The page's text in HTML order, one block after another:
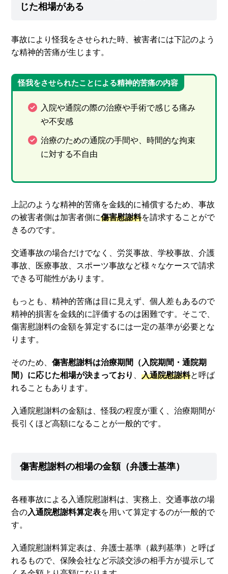
じた相場がある
事故により怪我をさせられた時、被害者には下記のよう
な精神的苦痛が生じます。
怪我をさせられたことによる精神的苦痛の内容
入院や通院の際の治療や手術で感じる痛み
や不安感
治療のための通院の手間や、時間的な拘束
に対する不自由
上記のような精神的苦痛を金銭的に補償するため、事故
の被害者側は加害者側に傷害慰謝料を請求することがで
きるのです。
交通事故の場合だけでなく、労災事故、学校事故、介護
事故、医療事故、スポーツ事故など様々なケースで請求
できる可能性があります。
もっとも、精神的苦痛は目に見えず、個人差もあるので
精神的損害を金銭的に評価するのは困難です。そこで、
傷害慰謝料の金額を算定するには一定の基準が必要とな
ります。
そのため、傷害慰謝料は治療期間（入院期間・通院期
間）に応じた相場が決まっており
、入通院慰謝料と呼ば
れることもあります。
入通院慰謝料の金額は、怪我の程度が重く、治療期間が
長引くほど高額になることが一般的です。
傷害慰謝料の相場の金額（弁護士基準）
各種事故による入通院慰謝料は、実務上、交通事故の場
合の入通院慰謝料算定表を用いて算定するのが一般的で
す。
入通院慰謝料算定表は、弁護士基準（裁判基準）と呼ば
れるもので、保険会社など示談交渉の相手方が提示して